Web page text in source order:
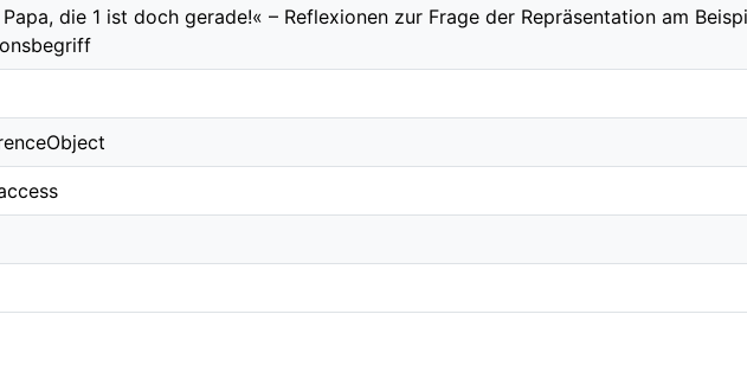
Papa, die 1 ist doch gerade!« – Reflexionen zur Frage der Repräsentation am